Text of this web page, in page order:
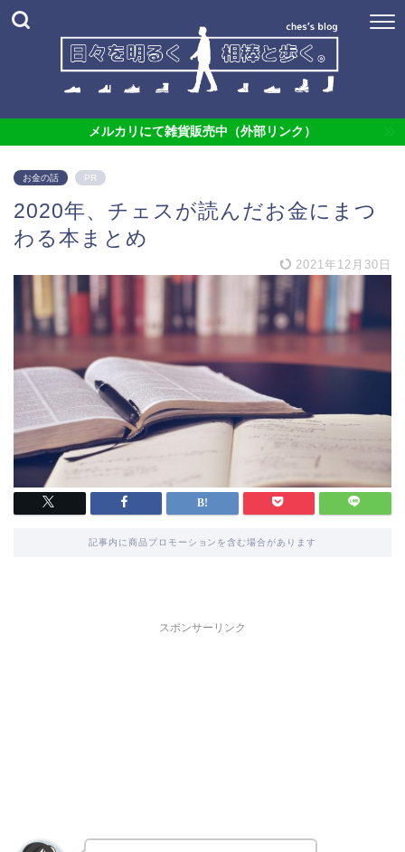
メルカリにて雑貨販売中（外部リンク）
お金の話 PR
2020年、チェスが読んだお金にまつ
わる本まとめ
2021年12月30日
記事内に商品プロモーションを含む場合があります
スポンサーリンク